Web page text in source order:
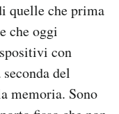
quelle che prima
che oggi
con
del
memoria. Sono